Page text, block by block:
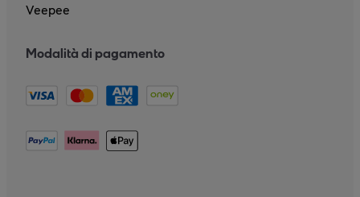
Veepee
Modalità di pagamento